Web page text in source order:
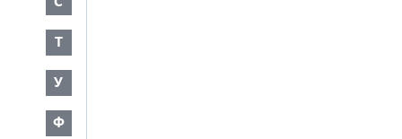
Т
У
Ф